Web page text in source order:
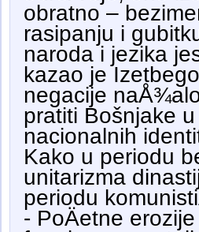
obratno –
rasipanju i
naroda i jezika
kazao je
negacije
pratiti Bošnjake
nacionalnih
Kako u periodu
unitarizma
periodu
- PoÄetne